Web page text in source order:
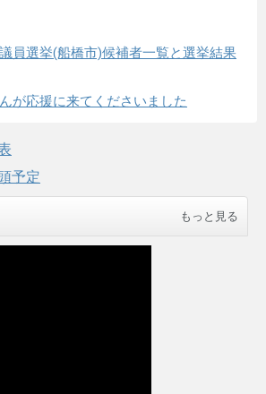
員選挙(船橋市)候補者一覧と選挙結果
が応援に来てくださいました
もっと見る